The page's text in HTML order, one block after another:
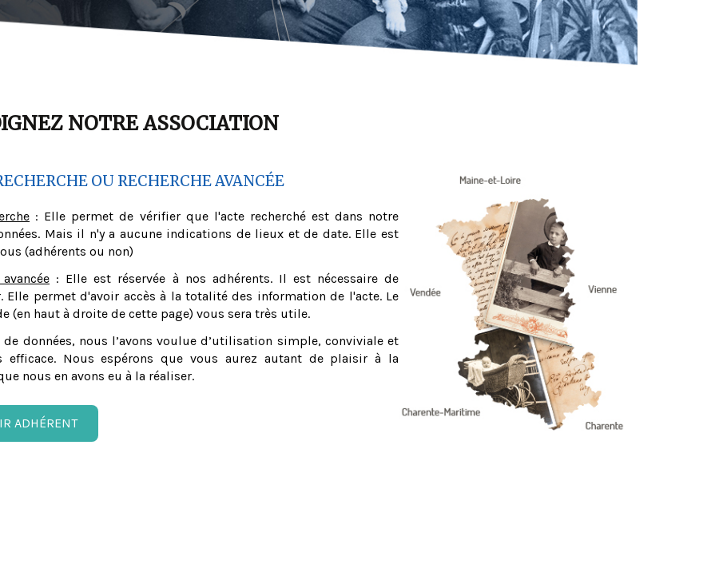
NOTRE ASSOCIATION
OU RECHERCHE AVANCÉE
: Elle permet de vérifier que l'acte recherché est dans notre
Mais il n'y a aucune indications de lieux et de date. Elle est
(adhérents ou non)
: Elle est réservée à nos adhérents. Il est nécessaire de
Elle permet d'avoir accès à la totalité des information de l'acte. Le
(en haut à droite de cette page) vous sera très utile.
de données, nous l’avons voulue d’utilisation simple, conviviale et
efficace. Nous espérons que vous aurez autant de plaisir à la
nous en avons eu à la réaliser.
ADHÉRENT